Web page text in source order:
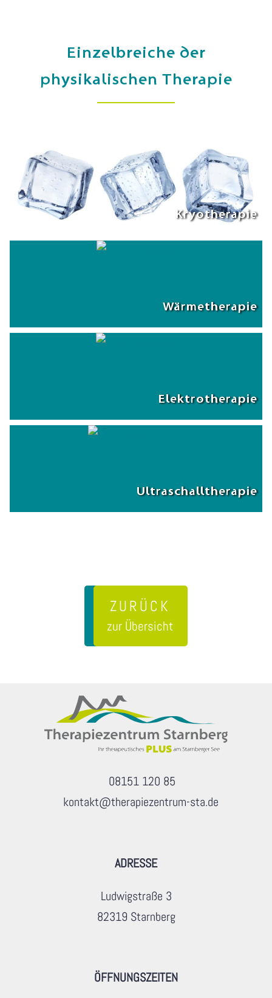
Einzelbreiche der
physikalischen Therapie
Kryotherapie
Wärmetherapie
Elektrotherapie
Ultraschalltherapie
ZURÜCK
zur Übersicht
ADRESSE
Ludwigstraße 3
82319 Starnberg
08151 120 85
kontakt@therapiezentrum-sta.de
ÖFFNUNGSZEITEN